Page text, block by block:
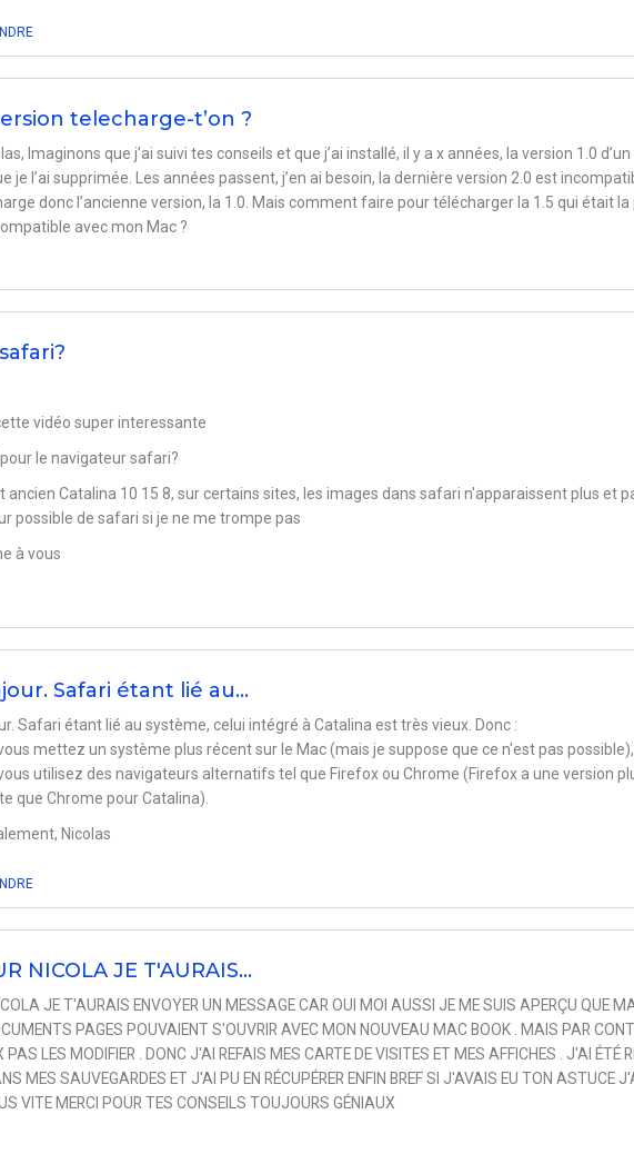
telecharge-t’on ?
Imaginons que j’ai suivi tes conseils et que j’ai installé, il y a x années, la version 1.0 d’un
je l’ai supprimée. Les années passent, j’en ai besoin, la dernière version 2.0 est
donc l’ancienne version, la 1.0. Mais comment faire pour télécharger la 1.5 qui était la
avec mon Mac ?
vidéo super interessante
le navigateur safari?
ancien Catalina 10 15 8, sur certains sites, les images dans safari n'apparaissent plus et
possible de safari si je ne me trompe pas
à vous
Safari étant lié au…
Safari étant lié au système, celui intégré à Catalina est très vieux. Donc :
mettez un système plus récent sur le Mac (mais je suppose que ce n'est pas possible),
utilisez des navigateurs alternatifs tel que Firefox ou Chrome (Firefox a une version
que Chrome pour Catalina).
Nicolas
NICOLA JE T'AURAIS…
JE T'AURAIS ENVOYER UN MESSAGE CAR OUI MOI AUSSI JE ME SUIS APERÇU QUE
PAGES POUVAIENT S'OUVRIR AVEC MON NOUVEAU MAC BOOK . MAIS PAR
PAS LES MODIFIER . DONC J'AI REFAIS MES CARTE DE VISITES ET MES AFFICHES . J'AI ÉTÉ
MES SAUVEGARDES ET J'AI PU EN RÉCUPÉRER ENFIN BREF SI J'AVAIS EU TON ASTUCE
VITE MERCI POUR TES CONSEILS TOUJOURS GÉNIAUX